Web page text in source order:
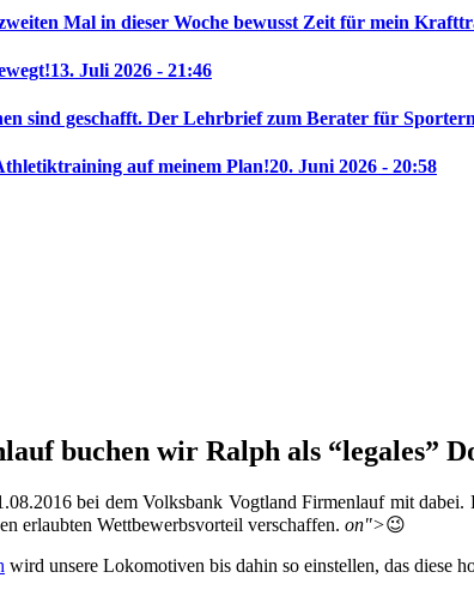
Mal in dieser Woche bewusst Zeit für mein
13. Juli 2026 - 21:46
sind geschafft. Der Lehrbrief zum Berater für
auf meinem Plan!20. Juni 2026 - 20:58
buchen wir Ralph als “legales”
bei dem Volksbank Vogtland Firmenlauf mit
erlaubten Wettbewerbsvorteil verschaffen. on">😉
wird unsere Lokomotiven bis dahin so einstellen, das